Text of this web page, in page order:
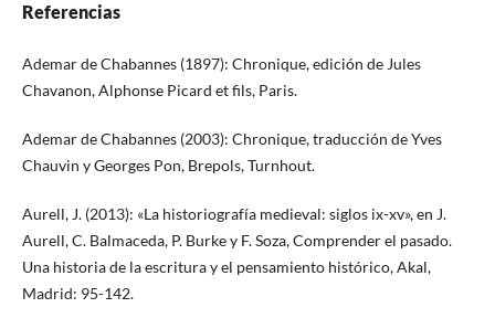
Referencias
Ademar de Chabannes (1897): Chronique, edición de Jules
Chavanon, Alphonse Picard et fils, Paris.
Ademar de Chabannes (2003): Chronique, traducción de Yves
Chauvin y Georges Pon, Brepols, Turnhout.
Aurell, J. (2013): «La historiografía medieval: siglos ix-xv», en J.
Aurell, C. Balmaceda, P. Burke y F. Soza, Comprender el pasado.
Una historia de la escritura y el pensamiento histórico, Akal,
Madrid: 95-142.